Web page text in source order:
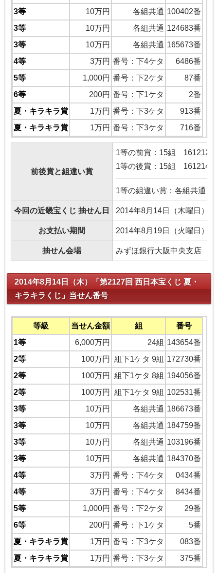
3等
10万円 各組共通 100402番
3等
10万円 各組共通 124683番
3等
10万円 各組共通 165673番
4等
3万円 番号：下4ケタ
6486番
5等
1,000円 番号：下2ケタ
87番
6等
200円 番号：下1ケタ
2番
夏・キラキラ賞
1万円 番号：下3ケタ
913番
夏・キラキラ賞
1万円 番号：下3ケタ 716番
前後賞と組違い賞
1等の前賞：15組 161212番
1等の後賞：15組 161214番
1等の組違い賞：各組共通
今回の近畿宝くじ 抽せん日 2014年8月14日（木曜日）
お支払い期間 2014年8月19日（火曜日）
抽せん会場 みずほ銀行大阪中央支店
2014年8月14日（木）「第2127回 西日本宝くじ 夏・
キラキラくじ」当せん番号
等級 当せん金額 組
番号
1等
6,000万円 24組 143654番
2等
100万円 組下1ケタ 9組 172730番
2等
100万円 組下1ケタ 8組 194056番
2等
100万円 組下1ケタ 9組 102531番
3等
10万円 各組共通 186673番
3等
10万円 各組共通 184759番
3等
10万円 各組共通 103196番
3等
10万円 各組共通 184370番
4等
3万円 番号：下4ケタ
0434番
4等
3万円 番号：下4ケタ
8434番
5等
1,000円 番号：下2ケタ
29番
6等
200円 番号：下1ケタ
5番
夏・キラキラ賞
1万円 番号：下3ケタ
083番
夏・キラキラ賞
1万円 番号：下3ケタ 375番